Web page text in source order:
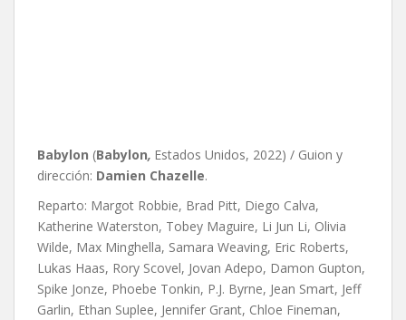
Babylon (Babylon, Estados Unidos, 2022) / Guion y
dirección: Damien Chazelle.
Reparto: Margot Robbie, Brad Pitt, Diego Calva,
Katherine Waterston, Tobey Maguire, Li Jun Li, Olivia
Wilde, Max Minghella, Samara Weaving, Eric Roberts,
Lukas Haas, Rory Scovel, Jovan Adepo, Damon Gupton,
Spike Jonze, Phoebe Tonkin, P.J. Byrne, Jean Smart, Jeff
Garlin, Ethan Suplee, Jennifer Grant, Chloe Fineman,